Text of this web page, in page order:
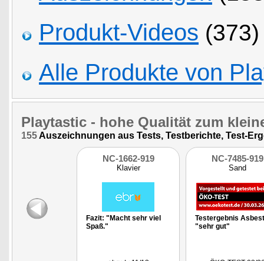
Produkt-Videos (373)
Alle Produkte von
Playtastic - hohe Qualität zum
155Auszeichnungen aus Tests, Testberichte, Test-
NC-1662-919
Klavier
Fazit: "Macht sehr viel
Spaß."
NC-7485-919
Sand
Testergebnis
"sehr gut"